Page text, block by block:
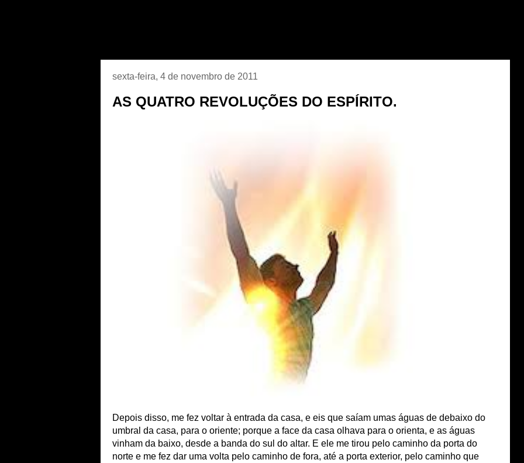
sexta-feira, 4 de novembro de 2011
AS QUATRO REVOLUÇÕES DO ESPÍRITO.
Depois disso, me fez voltar à entrada da casa, e eis que saíam umas águas de debaixo do
umbral da casa, para o oriente; porque a face da casa olhava para o orienta, e as águas
vinham da baixo, desde a banda do sul do altar. E ele me tirou pelo caminho da porta do
norte e me fez dar uma volta pelo caminho de fora, até a porta exterior, pelo caminho que